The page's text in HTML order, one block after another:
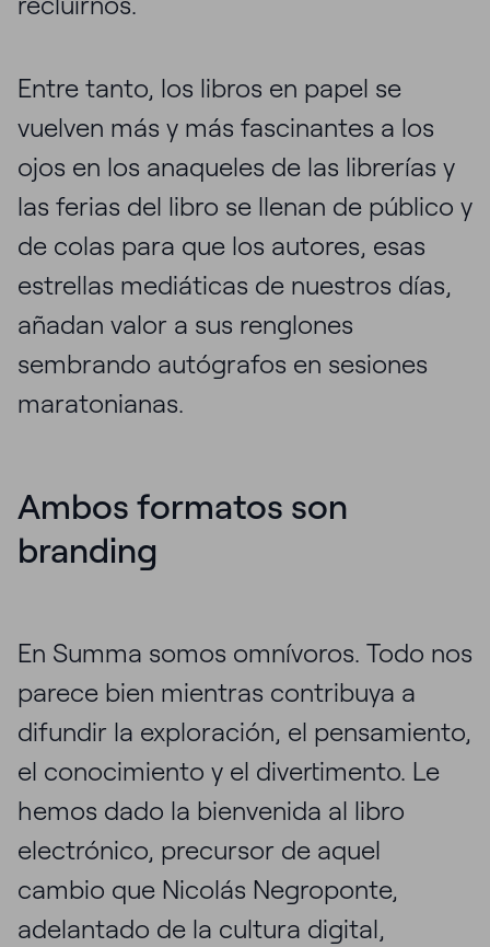
Entre tanto, los libros en papel se
vuelven más y más fascinantes a los
ojos en los anaqueles de las librerías y
las ferias del libro se llenan de público y
de colas para que los autores, esas
estrellas mediáticas de nuestros días,
añadan valor a sus renglones
sembrando autógrafos en sesiones
maratonianas.
Ambos formatos son
branding
En Summa somos omnívoros. Todo nos
parece bien mientras contribuya a
difundir la exploración, el pensamiento,
el conocimiento y el divertimento. Le
hemos dado la bienvenida al libro
electrónico, precursor de aquel
cambio que Nicolás Negroponte,
adelantado de la cultura digital,